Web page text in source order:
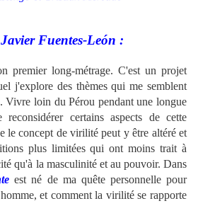
Fuentes-León :
premier long-métrage. C'est un projet
j'explore des thèmes qui me semblent
Vivre loin du Pérou pendant une longue
certains aspects de cette
le concept de virilité peut y être altéré et
plus limitées qui ont moins trait à
qu'à la masculinité et au pouvoir. Dans
est né de ma quête personnelle pour
et comment la virilité se rapporte